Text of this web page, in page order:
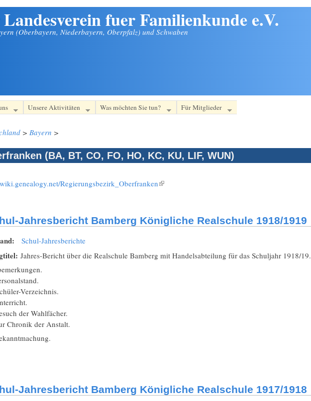
fuer Familienkunde e.V.
(Oberbayern, Niederbayern, Oberpfalz) und Schwaben
Unsere Aktivitäten Was möchten Sie tun? Für Mitglieder
> Bayern >
(BA, BT, CO, FO, HO, KC, KU, LIF, WUN)
Regierungsbezirk_Oberfranken(Link ist extern)
Jahresbericht Bamberg Königliche Realschule 1918/1919
Schul-Jahresberichte
Jahres-Bericht über die Realschule Bamberg mit Handelsabteilung für das Schuljahr 1918/19.
Verzeichnis.
der Wahlfächer.
Chronik der Anstalt.
Jahresbericht Bamberg Königliche Realschule 1917/1918